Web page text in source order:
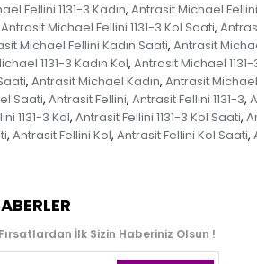
Fellini 1131-3 Kadın, Antrasit Michael Fellini
Antrasit Michael Fellini 1131-3 Kol Saati,
Michael Fellini Kadın Saati, Antrasit
1131-3 Kadın Kol, Antrasit Michael
, Antrasit Michael Kadın, Antrasit
Saati, Antrasit Fellini, Antrasit Fellini 1131-3,
1131-3 Kol, Antrasit Fellini 1131-3 Kol Saati,
, Antrasit Fellini Kol, Antrasit Fellini Kol Saati,
İlk Sizin Haberiniz Olsun !